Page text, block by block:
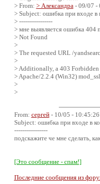
> From: > Александра - 09/07 -
> Subject: ошибка при входе в
> -----------------
> мне выявляется ошибка 404
> Not Found
>
> The requested URL /
>
> Additionally, a 403 Forbidden
> Apache/2.2.4 (Win32)
>
>
From: сергей- 10/05 - 10:45:26
Subject: ошибка при входе в
-----------------
подскажите че мне сделать,
[Это сообщение - спам!]
Последние сообщения из